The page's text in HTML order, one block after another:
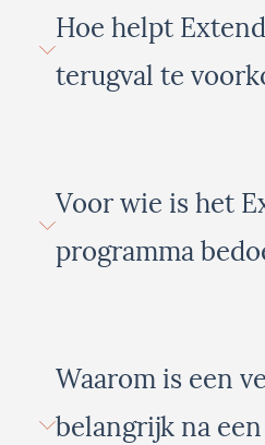
Hoe helpt
terugval te
Voor wie is het
programma
Waarom is een
belangrijk na een